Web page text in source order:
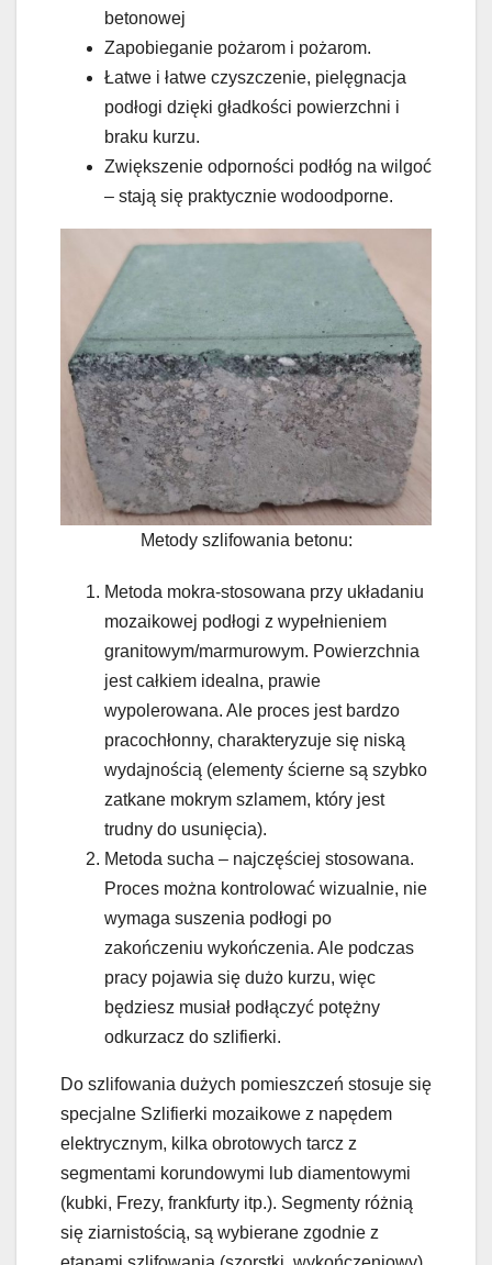
betonowej
Zapobieganie pożarom i pożarom.
Łatwe i łatwe czyszczenie, pielęgnacja
podłogi dzięki gładkości powierzchni i
braku kurzu.
Zwiększenie odporności podłóg na wilgoć
– stają się praktycznie wodoodporne.
Metody szlifowania betonu:
Metoda mokra-stosowana przy układaniu
mozaikowej podłogi z wypełnieniem
granitowym/marmurowym. Powierzchnia
jest całkiem idealna, prawie
wypolerowana. Ale proces jest bardzo
pracochłonny, charakteryzuje się niską
wydajnością (elementy ścierne są szybko
zatkane mokrym szlamem, który jest
trudny do usunięcia).
Metoda sucha – najczęściej stosowana.
Proces można kontrolować wizualnie, nie
wymaga suszenia podłogi po
zakończeniu wykończenia. Ale podczas
pracy pojawia się dużo kurzu, więc
będziesz musiał podłączyć potężny
odkurzacz do szlifierki.
Do szlifowania dużych pomieszczeń stosuje się
specjalne Szlifierki mozaikowe z napędem
elektrycznym, kilka obrotowych tarcz z
segmentami korundowymi lub diamentowymi
(kubki, Frezy, frankfurty itp.). Segmenty różnią
się ziarnistością, są wybierane zgodnie z